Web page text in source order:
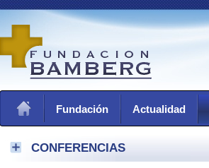
Fundación Actualidad
CONFERENCIAS